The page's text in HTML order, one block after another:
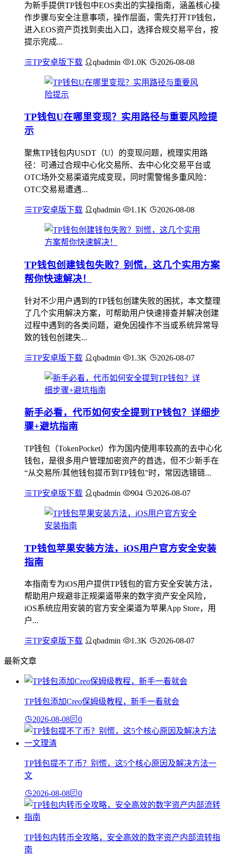
为新手提供TP钱包中EOS卖出的实操指南，涵盖核心操
作步骤与安全注意事项，操作层面，需先打开TP钱包，
进入EOS资产页找到卖出入口，选择合规交易平台，按
提示完成...
TP安卓版下载 qbadmin 1.0K 2026-08-08
TP钱包U在哪里变现？实用路径与重要风险提
示
聚焦TP钱包内USDT（U）的变现问题，梳理实用路
径：可通过合规中心化交易所、去中心化交易平台或
OTC场外交易渠道完成变现，同时需警惕多重风险：
OTC交易易遭遇...
TP安卓版下载 qbadmin 1.1K 2026-08-08
TP钱包创建钱包失败？别慌，这几个实用方案
帮你快速解决！
针对不少用户遇到的TP钱包创建失败的困扰，本文整理
了几个实用解决方案，可帮助用户快速排查并解决创建
过程中遇到的各类问题，避免因操作不当或系统异常导
致的钱包创建失...
TP安卓版下载 qbadmin 1.3K 2026-08-07
新手必看，代币如何安全提到TP钱包？详细步
骤+避坑指南
TP钱包（TokenPocket）作为国内使用率较高的去中心化
钱包，是很多用户管理加密资产的首选，但不少新手在
“从交易所/其他钱包提币到TP钱包”时，常因选错链...
TP安卓版下载 qbadmin 904 2026-08-07
TP钱包苹果安装方法，iOS用户官方安全安装
指南
本指南专为iOS用户提供TP钱包的官方安全安装方法，
帮助用户规避非正规渠道带来的数字资产安全风险，
iOS系统应用安装的官方安全渠道为苹果App Store，用
户...
TP安卓版下载 qbadmin 1.3K 2026-08-07
最新文章
TP钱包添加Creo保姆级教程，新手一看就会
2026-08-08 0
TP钱包提不了币？别慌，这5个核心原因及解决方法一
文
2026-08-08 0
TP钱包内转币全攻略，安全高效的数字资产内部流转指
南